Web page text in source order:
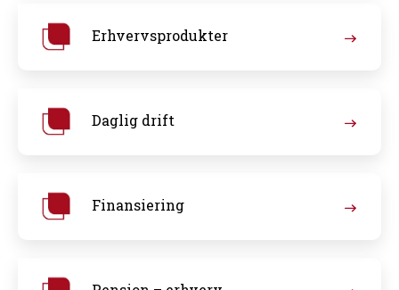
Erhvervsprodukter
Daglig drift
Finansiering